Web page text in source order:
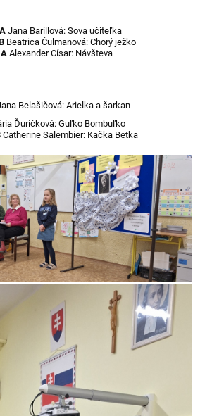
Jana Barillová: Sova učiteľka
Beatrica Čulmanová: Chorý ježko
Alexander Císar: Návšteva
Belašičová: Arielka a šarkan
Ďuríčková: Guľko Bombuľko
Catherine Salembier: Kačka Betka